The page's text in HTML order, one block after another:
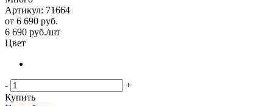
Артикул: 71664
от 6 690 руб.
6 690 руб./шт
Цвет
-
+
Купить